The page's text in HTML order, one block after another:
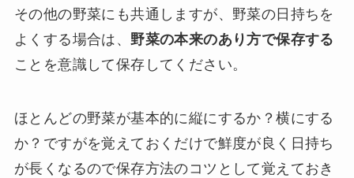
その他の野菜にも共通しますが、野菜の日持ちを
よくする場合は、野菜の本来のあり方で保存する
ことを意識して保存してください。
ほとんどの野菜が基本的に縦にするか？横にする
か？ですがを覚えておくだけで鮮度が良く日持ち
が長くなるので保存方法のコツとして覚えておき